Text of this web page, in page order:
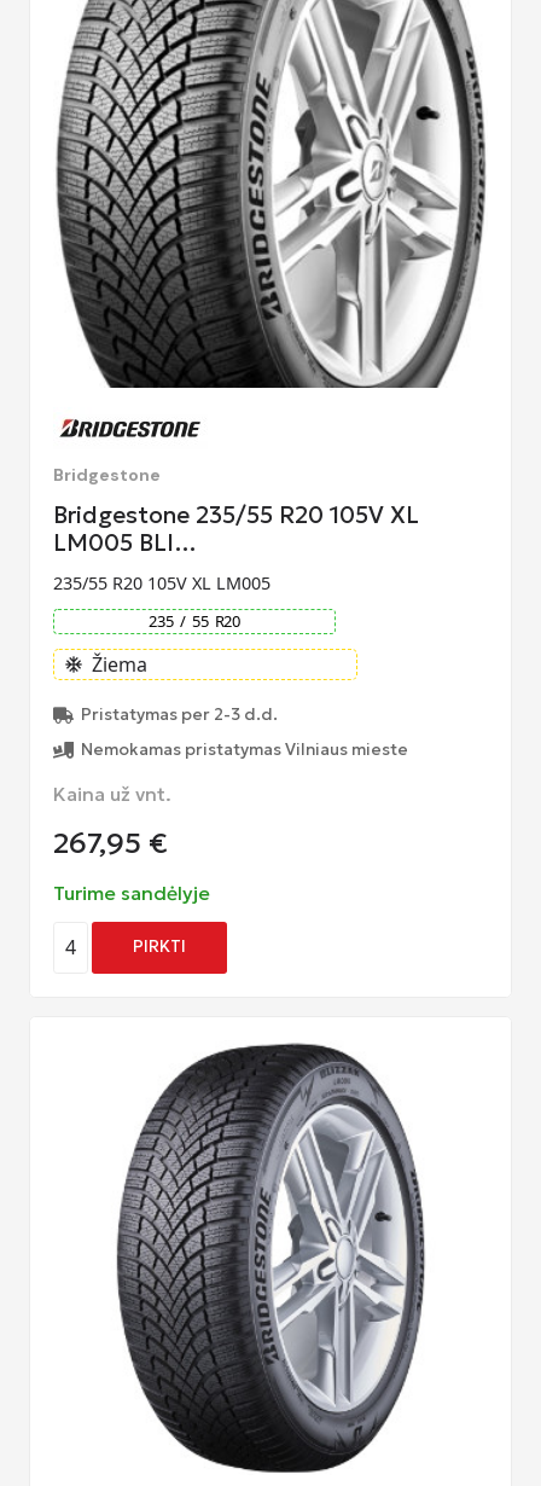
Bridgestone
Bridgestone 235/55 R20 105V XL
LM005 BLI…
235/55 R20 105V XL LM005
235 / 55 R20
ac_unit Žiema
Pristatymas per 2-3 d.d.
Nemokamas pristatymas Vilniaus mieste
Kaina už vnt.
267,95 €
Turime sandėlyje
4 PIRKTI